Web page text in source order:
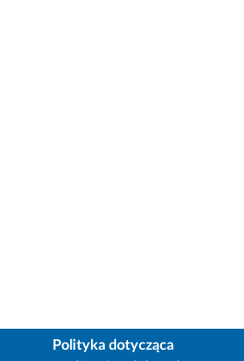
Polityka dotycząca